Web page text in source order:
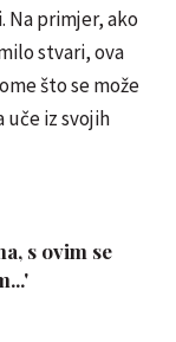
Na primjer, ako
stvari, ova
što se može
iz svojih
s ovim se